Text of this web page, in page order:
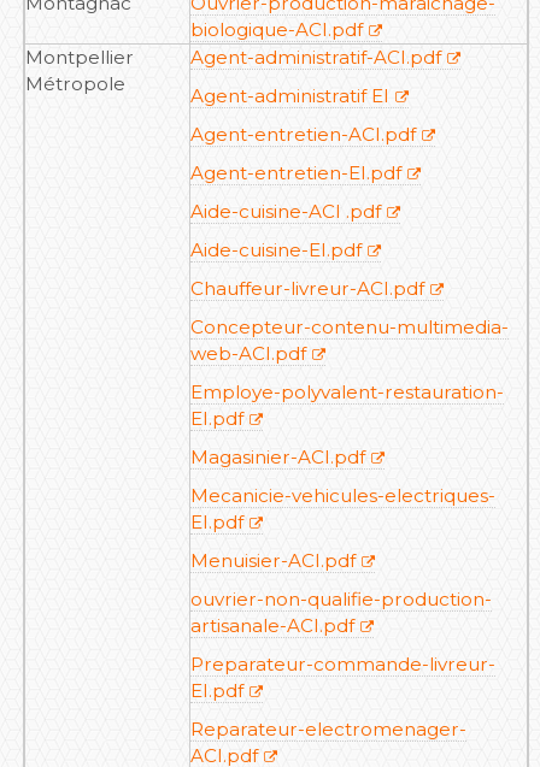
biologique-ACI.pdf
Montpellier
Métropole
Agent-administratif-ACI.pdf
Agent-administratif EI
Agent-entretien-ACI.pdf
Agent-entretien-EI.pdf
Aide-cuisine-ACI .pdf
Aide-cuisine-EI.pdf
Chauffeur-livreur-ACI.pdf
Concepteur-contenu-multimedia-
web-ACI.pdf
Employe-polyvalent-restauration-
EI.pdf
Magasinier-ACI.pdf
Mecanicie-vehicules-electriques-
EI.pdf
Menuisier-ACI.pdf
ouvrier-non-qualifie-production-
artisanale-ACI.pdf
Preparateur-commande-livreur-
EI.pdf
Reparateur-electromenager-
ACI.pdf